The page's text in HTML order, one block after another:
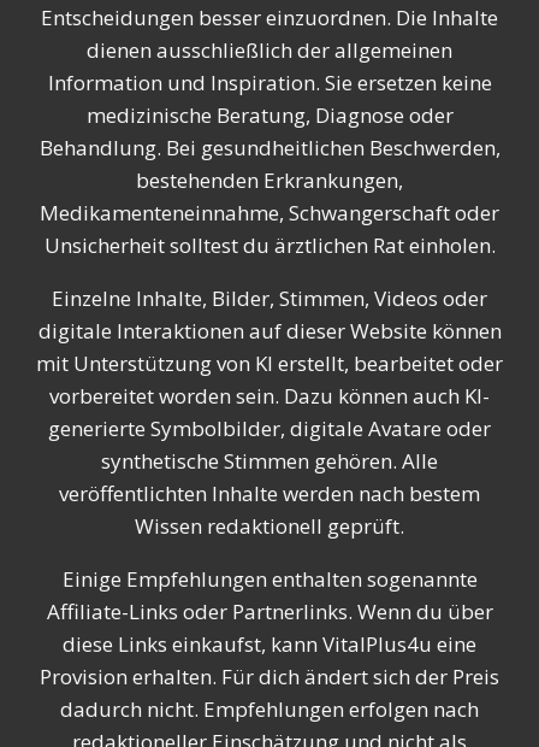
Entscheidungen besser einzuordnen. Die Inhalte
dienen ausschließlich der allgemeinen
Information und Inspiration. Sie ersetzen keine
medizinische Beratung, Diagnose oder
Behandlung. Bei gesundheitlichen Beschwerden,
bestehenden Erkrankungen,
Medikamenteneinnahme, Schwangerschaft oder
Unsicherheit solltest du ärztlichen Rat einholen.
Einzelne Inhalte, Bilder, Stimmen, Videos oder
digitale Interaktionen auf dieser Website können
mit Unterstützung von KI erstellt, bearbeitet oder
vorbereitet worden sein. Dazu können auch KI-
generierte Symbolbilder, digitale Avatare oder
synthetische Stimmen gehören. Alle
veröffentlichten Inhalte werden nach bestem
Wissen redaktionell geprüft.
Einige Empfehlungen enthalten sogenannte
Affiliate-Links oder Partnerlinks. Wenn du über
diese Links einkaufst, kann VitalPlus4u eine
Provision erhalten. Für dich ändert sich der Preis
dadurch nicht. Empfehlungen erfolgen nach